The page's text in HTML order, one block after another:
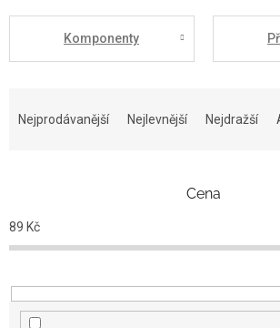
Komponenty
p
r
o
u
Nejprodávanější Nejlevnější Nejdražší
Cena
89 Kč